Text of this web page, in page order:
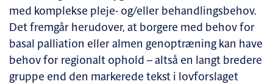
med komplekse pleje- og/eller behandlingsbehov.
Det fremgår herudover, at borgere med behov for
basal palliation eller almen genoptræning kan have
behov for regionalt ophold – altså en langt bredere
gruppe end den markerede tekst i lovforslaget